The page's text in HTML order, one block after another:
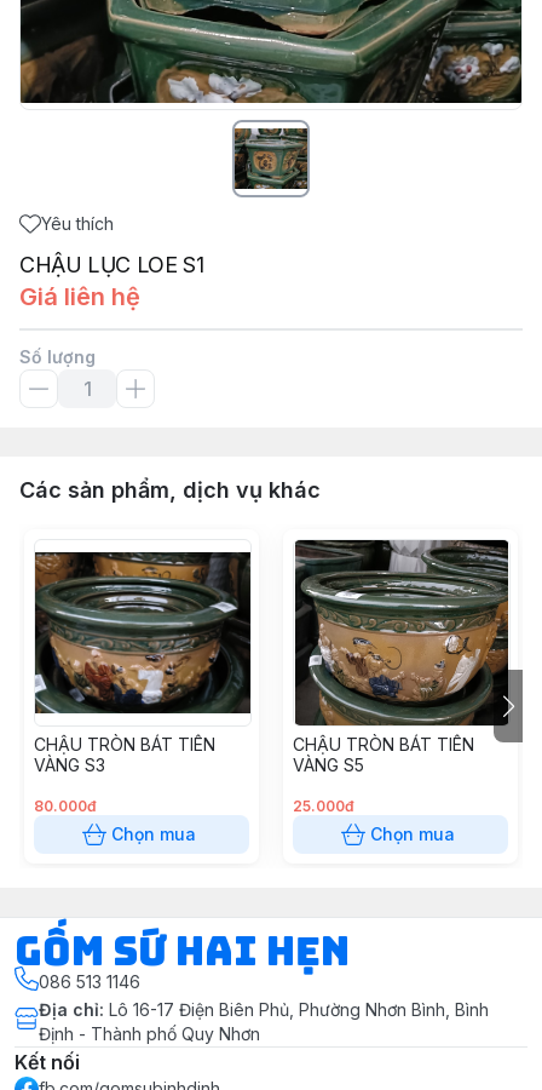
Yêu thích
CHẬU LỤC LOE S1
Giá liên hệ
Số lượng
Các sản phẩm, dịch vụ khác
CHẬU TRÒN BÁT TIÊN
VÀNG S3
80.000đ
Chọn mua
CHẬU TRÒN BÁT TIÊN
VÀNG S5
25.000đ
Chọn mua
Gốm Sứ Hai Hẹn
086 513 1146
Địa chỉ: Lô 16-17 Điện Biên Phủ, Phường Nhơn Bình, Bình
Định - Thành phố Quy Nhơn
Kết nối